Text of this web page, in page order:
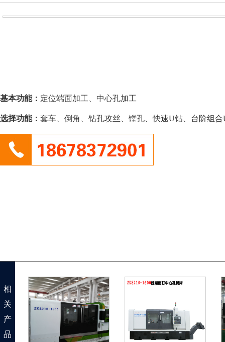
基本功能： 定位端面加工、中心孔加工
选择功能： 套车、倒角、钻孔攻丝、镗孔、快速U钻、台阶组合
相
关
产
品